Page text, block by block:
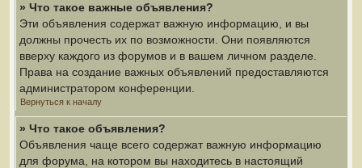
» Что такое важные объявления?
Эти объявления содержат важную информацию, и вы
должны прочесть их по возможности. Они появляются
вверху каждого из форумов и в вашем личном разделе.
Права на создание важных объявлений предоставляются
администратором конференции.
Вернуться к началу
» Что такое объявления?
Объявления чаще всего содержат важную информацию
для форума, на котором вы находитесь в настоящий